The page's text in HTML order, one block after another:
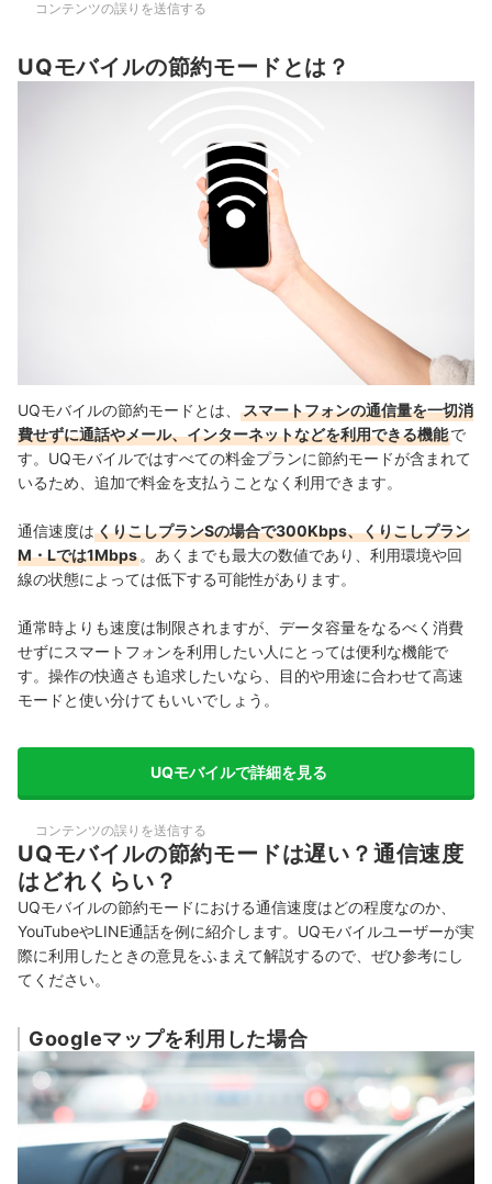
コンテンツの誤りを送信する
UQモバイルの節約モードとは？
UQモバイルの節約モードとは、
スマートフォンの通信量を一切消
費せずに通話やメール、インターネットなどを利用できる機能で
す。UQモバイルではすべての料金プランに節約モードが含まれて
いるため、追加で料金を支払うことなく利用できます。
通信速度はくりこしプランSの場合で300Kbps、くりこしプラン
M・Lでは1Mbps 。あくまでも最大の数値であり、利用環境や回
線の状態によっては低下する可能性があります。
通常時よりも速度は制限されますが、データ容量をなるべく消費
せずにスマートフォンを利用したい人にとっては便利な機能で
す。操作の快適さも追求したいなら、目的や用途に合わせて高速
モードと使い分けてもいいでしょう。
UQモバイルで詳細を見る
コンテンツの誤りを送信する
UQモバイルの節約モードは遅い？通信速度
はどれくらい？
UQモバイルの節約モードにおける通信速度はどの程度なのか、
YouTubeやLINE通話を例に紹介します。UQモバイルユーザーが実
際に利用したときの意見をふまえて解説するので、ぜひ参考にし
てください。
Googleマップを利用した場合